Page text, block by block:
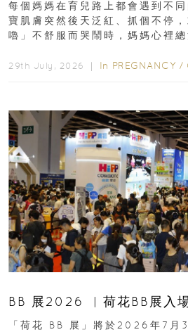
每個媽媽在育兒路上都會遇到不
寶肌膚突然後天泛紅、抓個不停
嚕」不舒服而哭鬧時，媽媽心裡
29th July, 2026 ｜ In PREGNANCY /
BB 展2026 ︳荷花BB展入
「荷花 BB 展」將於2026年7月